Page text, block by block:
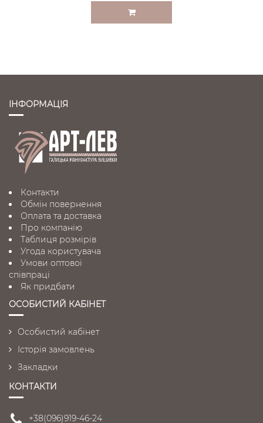
ІНФОРМАЦІЯ
Контакти
Обмін повернення
Оплата та доставка
Про компанію
Таблиця розмірів
Угода користувача
Умови оптової
співпраці
Як придбати
ОСОБИСТИЙ КАБІНЕТ
Особистий кабінет
Історія замовлень
Закладки
КОНТАКТИ
+38(096)919-46-24